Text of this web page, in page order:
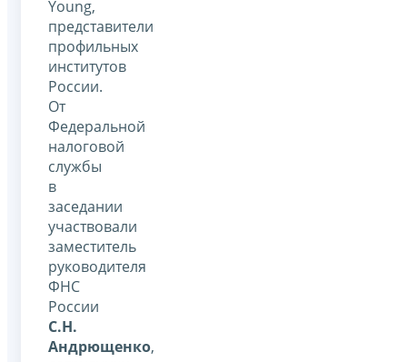
Young,
представители
профильных
институтов
России.
От
Федеральной
налоговой
службы
в
заседании
участвовали
заместитель
руководителя
ФНС
России
С.Н.
Андрющенко,